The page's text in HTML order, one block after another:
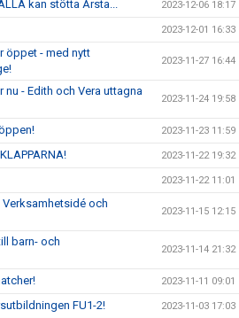
kan stötta Årsta... 2023-12-06 18:17
2023-12-01 16:33
öppet - med nytt
2023-11-27 16:44
- Edith och Vera uttagna
2023-11-24 19:58
2023-11-23 11:59
2023-11-22 19:32
2023-11-22 11:01
och
2023-11-15 12:15
barn- och
2023-11-14 21:32
2023-11-11 09:01
FU1-2! 2023-11-03 17:03